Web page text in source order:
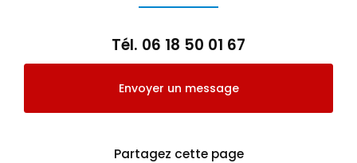
Tél. 06 18 50 01 67
Envoyer un message
Partagez cette page